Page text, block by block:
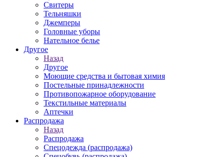
Свитеры
Тельняшки
Джемперы
Головные уборы
Нательное белье
Другое
Назад
Другое
Моющие средства и бытовая химия
Постельные принадлежности
Противопожарное оборудование
Текстильные материалы
Аптечки
Распродажа
Назад
Распродажа
Спецодежда (распродажа)